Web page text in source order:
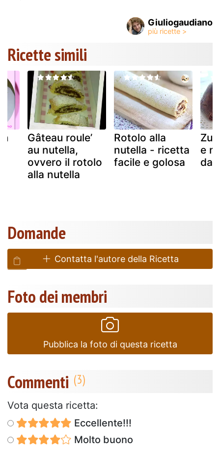
Giuliogaudiano
Ricette simili
Gâteau roule’
au nutella,
ovvero il rotolo
alla nutella
Rotolo alla
nutella - ricetta
facile e golosa
e
Domande
Contatta l'autore della Ricetta
Foto dei membri
Pubblica la foto di questa ricetta
Commenti
Vota questa ricetta:
Eccellente!!!
Molto buono